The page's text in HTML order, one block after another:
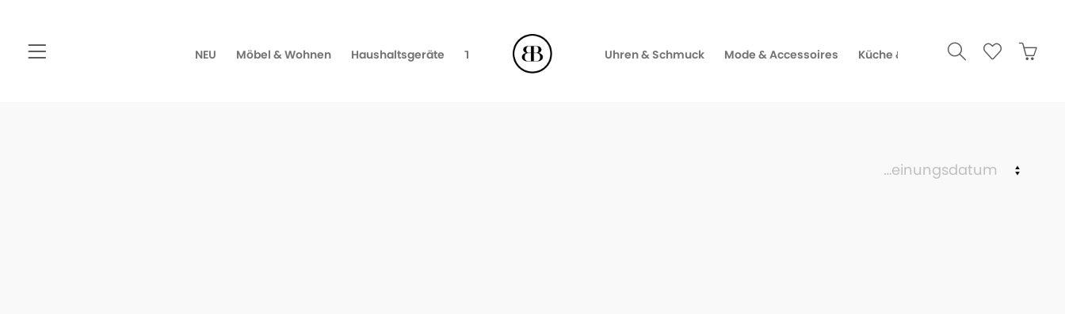
NEU Möbel & Wohnen Haushaltsgeräte TV, Video & Audio Uhren & Schmuck Mode & Accessoires Küche & Gourmet